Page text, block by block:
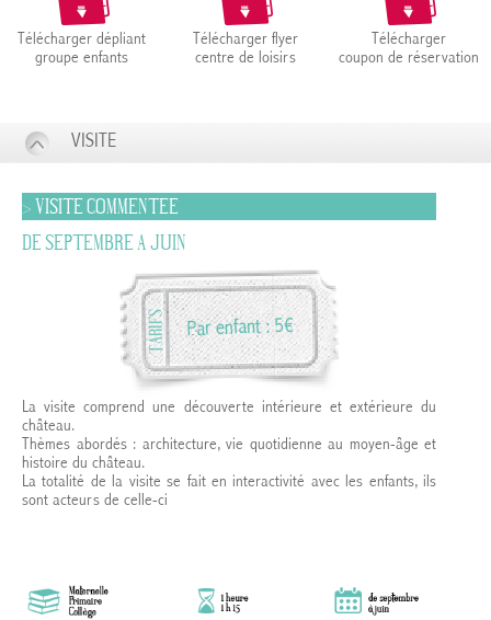
Télécharger dépliant
groupe enfants
Télécharger flyer
centre de loisirs
Télécharger
coupon de réservation
VISITE
> VISITE COMMENTEE
DE SEPTEMBRE A JUIN
La visite comprend une découverte intérieure et extérieure du
château.
Thèmes abordés : architecture, vie quotidienne au moyen-âge et
histoire du château.
La totalité de la visite se fait en interactivité avec les enfants, ils
sont acteurs de celle-ci